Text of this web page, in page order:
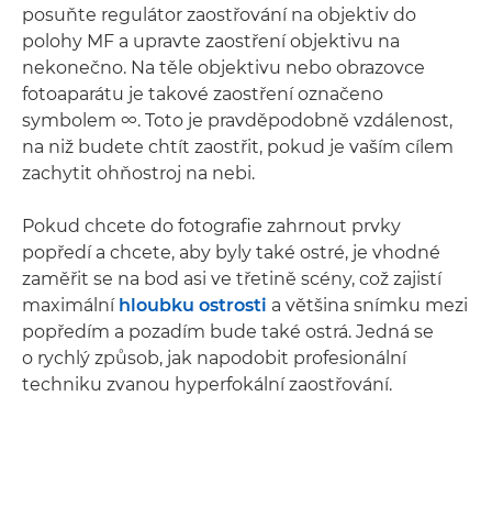
posuňte regulátor zaostřování na objektiv do
polohy MF a upravte zaostření objektivu na
nekonečno. Na těle objektivu nebo obrazovce
fotoaparátu je takové zaostření označeno
symbolem ∞. Toto je pravděpodobně vzdálenost,
na niž budete chtít zaostřit, pokud je vaším cílem
zachytit ohňostroj na nebi.
Pokud chcete do fotografie zahrnout prvky
popředí a chcete, aby byly také ostré, je vhodné
zaměřit se na bod asi ve třetině scény, což zajistí
maximální hloubku ostrosti a většina snímku mezi
popředím a pozadím bude také ostrá. Jedná se
o rychlý způsob, jak napodobit profesionální
techniku zvanou hyperfokální zaostřování.